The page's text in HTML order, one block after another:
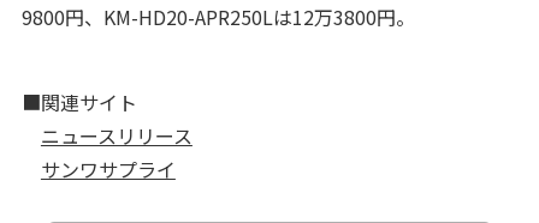
9800円、KM-HD20-APR250Lは12万3800円。
■関連サイト
ニュースリリース
サンワサプライ